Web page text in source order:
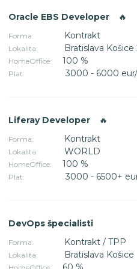
Oracle EBS Developer 🔥
Forma: Kontrakt
Lokalita: Bratislava Košice
HomeOffice: 100 %
Plat: 3000 - 6000
Liferay Developer 🔥
Forma: Kontrakt
Lokalita: WORLD
HomeOffice: 100 %
Plat: 3000 - 6500+
DevOps špecialisti
Forma: Kontrakt / TPP
Lokalita: Bratislava Košice